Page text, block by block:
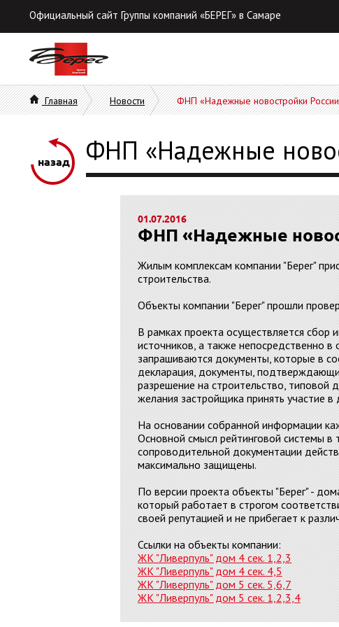
Официальный сайт Группы компаний «БЕРЕГ» в Самаре
Главная Новости ФНП «Надежные новостройки
назад ФНП «Надежные
01.07.2016
ФНП «Надежные
Жилым комплексам компании "Берег"
строительства.
Объекты компании "Берег" прошли
В рамках проекта осуществляется
источников, а также непосредственно
запрашиваются документы, которые в
декларация, документы,
разрешение на строительство, типовой
желания застройщика принять участие
На основании собранной информации
Основной смысл рейтинговой системы
сопроводительной документации
максимально защищены.
По версии проекта объекты "Берег" -
который работает в строгом
своей репутацией и не прибегает к
Ссылки на объекты компании:
ЖК "Ливерпуль" дом 4 сек. 1,2,3
ЖК "Ливерпуль" дом 4 сек. 4,5
ЖК "Ливерпуль" дом 5 сек. 5,6,7
ЖК "Ливерпуль" дом 5 сек. 1,2,3,4